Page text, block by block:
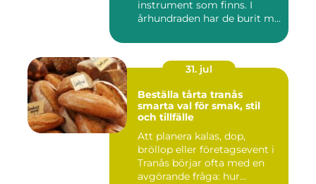
instrument som finns. I
århundraden har de burit m...
31. jul
Beställa tårta tranås
smarta val för smak, stil
och tillfälle
Att planera kalas, dop,
bröllop eller företagsevent i
Tranås börjar ofta med en
avgörande fråga: hur...